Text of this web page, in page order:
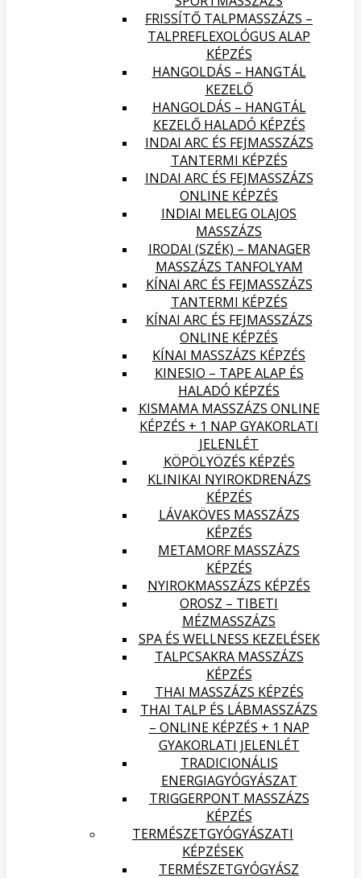
FRISSÍTŐ TALPMASSZÁZS –
TALPREFLEXOLÓGUS ALAP
KÉPZÉS
HANGOLDÁS – HANGTÁL
KEZELŐ
HANGOLDÁS – HANGTÁL
KEZELŐ HALADÓ KÉPZÉS
INDAI ARC ÉS FEJMASSZÁZS
TANTERMI KÉPZÉS
INDAI ARC ÉS FEJMASSZÁZS
ONLINE KÉPZÉS
INDIAI MELEG OLAJOS
MASSZÁZS
IRODAI (SZÉK) – MANAGER
MASSZÁZS TANFOLYAM
KÍNAI ARC ÉS FEJMASSZÁZS
TANTERMI KÉPZÉS
KÍNAI ARC ÉS FEJMASSZÁZS
ONLINE KÉPZÉS
KÍNAI MASSZÁZS KÉPZÉS
KINESIO – TAPE ALAP ÉS
HALADÓ KÉPZÉS
KISMAMA MASSZÁZS ONLINE
KÉPZÉS + 1 NAP GYAKORLATI
JELENLÉT
KÖPÖLYÖZÉS KÉPZÉS
KLINIKAI NYIROKDRENÁZS
KÉPZÉS
LÁVAKÖVES MASSZÁZS
KÉPZÉS
METAMORF MASSZÁZS
KÉPZÉS
NYIROKMASSZÁZS KÉPZÉS
OROSZ – TIBETI
MÉZMASSZÁZS
SPA ÉS WELLNESS KEZELÉSEK
TALPCSAKRA MASSZÁZS
KÉPZÉS
THAI MASSZÁZS KÉPZÉS
THAI TALP ÉS LÁBMASSZÁZS
– ONLINE KÉPZÉS + 1 NAP
GYAKORLATI JELENLÉT
TRADICIONÁLIS
ENERGIAGYÓGYÁSZAT
TRIGGERPONT MASSZÁZS
KÉPZÉS
TERMÉSZETGYÓGYÁSZATI
KÉPZÉSEK
TERMÉSZETGYÓGYÁSZ